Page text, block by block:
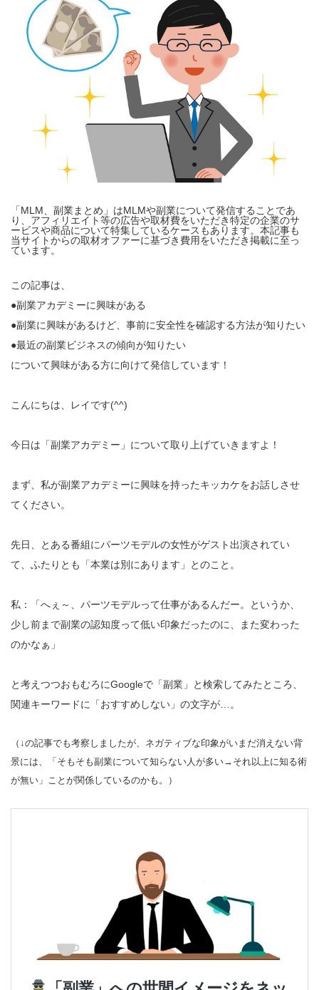
「MLM、副業まとめ」はMLMや副業について発信することであ
り、アフィリエイト等の広告や取材費をいただき特定の企業のサ
ービスや商品について特集しているケースもあります。本記事も
当サイトからの取材オファーに基づき費用をいただき掲載に至っ
ています。
この記事は、
●副業アカデミーに興味がある
●副業に興味があるけど、事前に安全性を確認する方法が知りたい
●最近の副業ビジネスの傾向が知りたい
について興味がある方に向けて発信しています！
こんにちは、レイです(^^)
今日は「副業アカデミー」について取り上げていきますよ！
まず、私が副業アカデミーに興味を持ったキッカケをお話しさせ
てください。
先日、とある番組にパーツモデルの女性がゲスト出演されてい
て、ふたりとも「本業は別にあります」とのこと。
私：「へぇ～、パーツモデルって仕事があるんだー。というか、
少し前まで副業の認知度って低い印象だったのに、また変わった
のかなぁ」
と考えつつおもむろにGoogleで「副業」と検索してみたところ、
関連キーワードに「おすすめしない」の文字が…。
（↓の記事でも考察しましたが、ネガティブな印象がいまだ消えない背
景には、「そもそも副業について知らない人が多い→それ以上に知る術
が無い」ことが関係しているのかも。）